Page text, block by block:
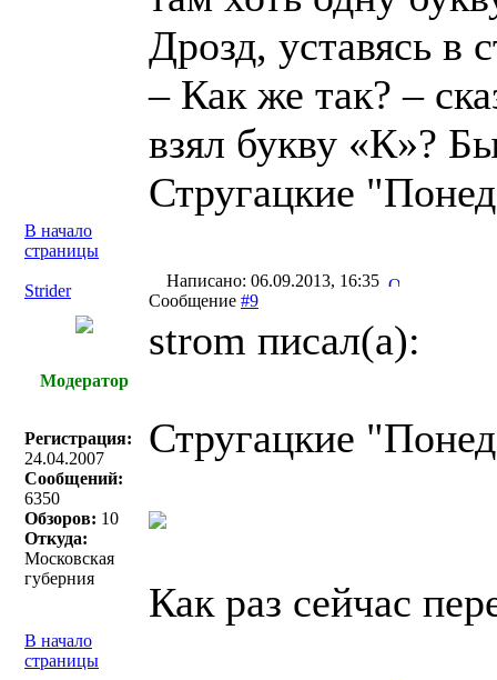
Дрозд, уставясь в
– Как же так? –
взял букву «К»?
Стругацкие
В начало
страницы
Strider
Написано: 06.09.2013, 16:35
Сообщение #9
Модератор
Регистрация:
24.04.2007
Сообщений:
6350
Обзоров: 10
Откуда:
Московская
губерния
strom писал(a):
Стругацкие
Как раз сейчас
В начало
страницы